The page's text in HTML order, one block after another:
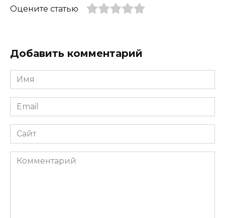
Оцените статью
Добавить комментарий
Имя
*
Email
*
Сайт
Комментарий